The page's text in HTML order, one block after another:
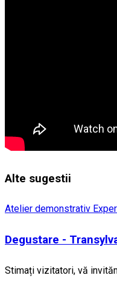
Alte sugestii
Atelier demonstrativ
Degustare -
Stimați vizitatori, vă